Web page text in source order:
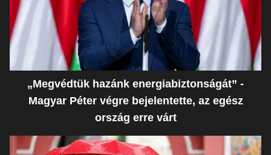
„Megvédtük hazánk energiabiztonságát” -
Magyar Péter végre bejelentette, az egész
ország erre várt